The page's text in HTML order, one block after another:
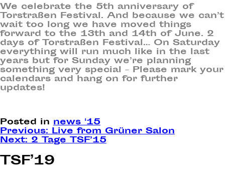
We celebrate the 5th anniversary of
Torstraßen Festival. And because we can’t
wait too long we have moved things
forward to the 13th and 14th of June. 2
days of Torstraßen Festival… On Saturday
everything will run much like in the last
years but for Sunday we’re planning
something very special – Please mark your
calendars and hang on for further
updates!
Posted in news '15
Post
navigation
Previous: Live from Grüner Salon
Next: 2 Tage TSF’15
TSF’19